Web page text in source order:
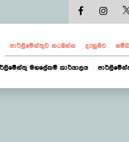
පාර්ලි‌මේන්තුව නරඹන්න දැනුමට
මහලේකම් කාර්යාලය